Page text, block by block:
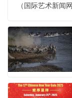
（国际艺术新